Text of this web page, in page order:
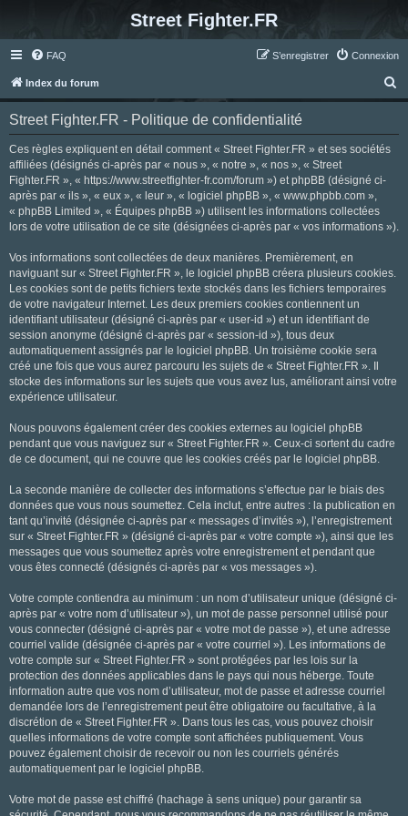
Street Fighter.FR
FAQ Connexion
S’enregistrer
Index du forum
e
Street Fighter.FR - Politique de confidentialité
Ces règles expliquent en détail comment « Street Fighter.FR » et ses sociétés
affiliées (désignés ci-après par « nous », « notre », « nos », « Street
Fighter.FR », « https://www.streetfighter-fr.com/forum ») et phpBB (désigné ci-
après par « ils », « eux », « leur », « logiciel phpBB », « www.phpbb.com »,
« phpBB Limited », « Équipes phpBB ») utilisent les informations collectées
lors de votre utilisation de ce site (désignées ci-après par « vos informations »).
Vos informations sont collectées de deux manières. Premièrement, en
naviguant sur « Street Fighter.FR », le logiciel phpBB créera plusieurs cookies.
Les cookies sont de petits fichiers texte stockés dans les fichiers temporaires
de votre navigateur Internet. Les deux premiers cookies contiennent un
identifiant utilisateur (désigné ci-après par « user-id ») et un identifiant de
session anonyme (désigné ci-après par « session-id »), tous deux
automatiquement assignés par le logiciel phpBB. Un troisième cookie sera
créé une fois que vous aurez parcouru les sujets de « Street Fighter.FR ». Il
stocke des informations sur les sujets que vous avez lus, améliorant ainsi votre
expérience utilisateur.
Nous pouvons également créer des cookies externes au logiciel phpBB
pendant que vous naviguez sur « Street Fighter.FR ». Ceux-ci sortent du cadre
de ce document, qui ne couvre que les cookies créés par le logiciel phpBB.
La seconde manière de collecter des informations s’effectue par le biais des
données que vous nous soumettez. Cela inclut, entre autres : la publication en
tant qu’invité (désignée ci-après par « messages d’invités »), l’enregistrement
sur « Street Fighter.FR » (désigné ci-après par « votre compte »), ainsi que les
messages que vous soumettez après votre enregistrement et pendant que
vous êtes connecté (désignés ci-après par « vos messages »).
Votre compte contiendra au minimum : un nom d’utilisateur unique (désigné ci-
après par « votre nom d’utilisateur »), un mot de passe personnel utilisé pour
vous connecter (désigné ci-après par « votre mot de passe »), et une adresse
courriel valide (désignée ci-après par « votre courriel »). Les informations de
votre compte sur « Street Fighter.FR » sont protégées par les lois sur la
protection des données applicables dans le pays qui nous héberge. Toute
information autre que vos nom d’utilisateur, mot de passe et adresse courriel
demandée lors de l’enregistrement peut être obligatoire ou facultative, à la
discrétion de « Street Fighter.FR ». Dans tous les cas, vous pouvez choisir
quelles informations de votre compte sont affichées publiquement. Vous
pouvez également choisir de recevoir ou non les courriels générés
automatiquement par le logiciel phpBB.
Votre mot de passe est chiffré (hachage à sens unique) pour garantir sa